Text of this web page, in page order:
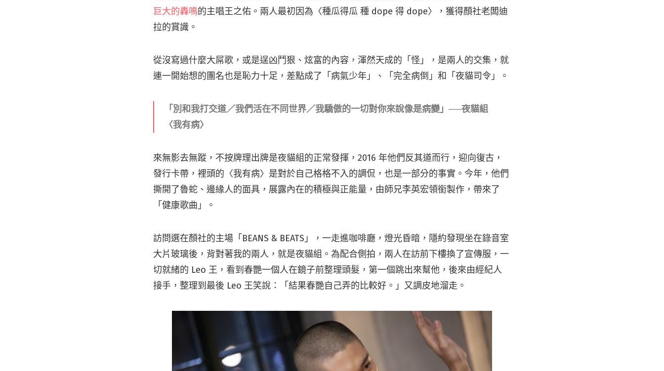
巨大的轟鳴的主唱王之佑。兩人最初因為〈種瓜得瓜 種 dope 得 dope〉，獲得顏社老闆迪
拉的賞識。
從沒寫過什麼大屌歌，或是逞凶鬥狠、炫富的內容，渾然天成的「怪」，是兩人的交集，就
連一開始想的團名也是恥力十足，差點成了「病氣少年」、「完全病倒」和「夜貓司令」。
「別和我打交道／我們活在不同世界／我驕傲的一切對你來說像是病變」──夜貓組
〈我有病〉
來無影去無蹤，不按牌理出牌是夜貓組的正常發揮，2016 年他們反其道而行，迎向復古，
發行卡帶，裡頭的〈我有病〉是對於自己格格不入的調侃，也是一部分的事實。今年，他們
撕開了魯蛇、邊緣人的面具，展露內在的積極與正能量，由師兄李英宏領銜製作，帶來了
「健康歌曲」。
訪問選在顏社的主場「BEANS & BEATS」，一走進咖啡廳，燈光昏暗，隱約發現坐在錄音室
大片玻璃後，背對著我的兩人，就是夜貓組。為配合側拍，兩人在訪前下樓換了宣傳服，一
切就緒的 Leo 王，看到春艷一個人在鏡子前整理頭髮，第一個跳出來幫他，後來由經紀人
接手，整理到最後 Leo 王笑說：「結果春艷自己弄的比較好。」又調皮地溜走。